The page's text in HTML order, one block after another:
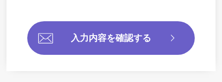
入力内容を確認する